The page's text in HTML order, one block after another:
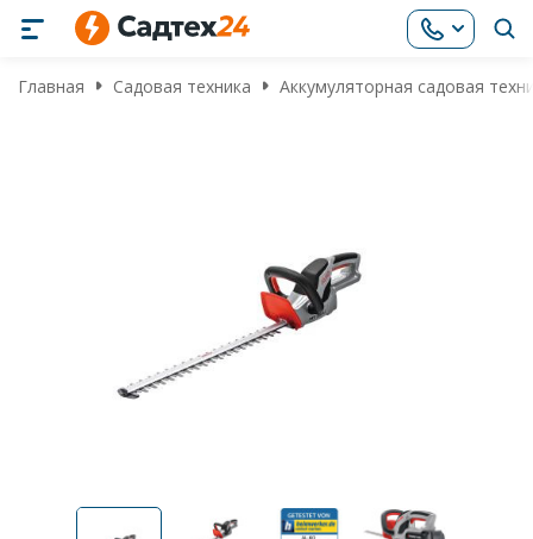
Главная Садовая техника Аккумуляторная садовая